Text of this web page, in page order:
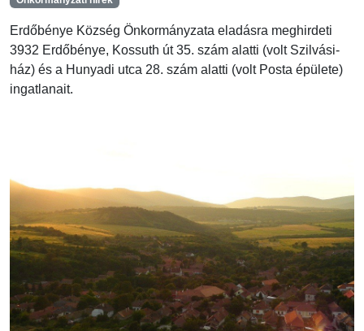
Erdőbénye Község Önkormányzata eladásra meghirdeti
3932 Erdőbénye, Kossuth út 35. szám alatti (volt Szilvási-
ház) és a Hunyadi utca 28. szám alatti (volt Posta épülete)
ingatlanait.